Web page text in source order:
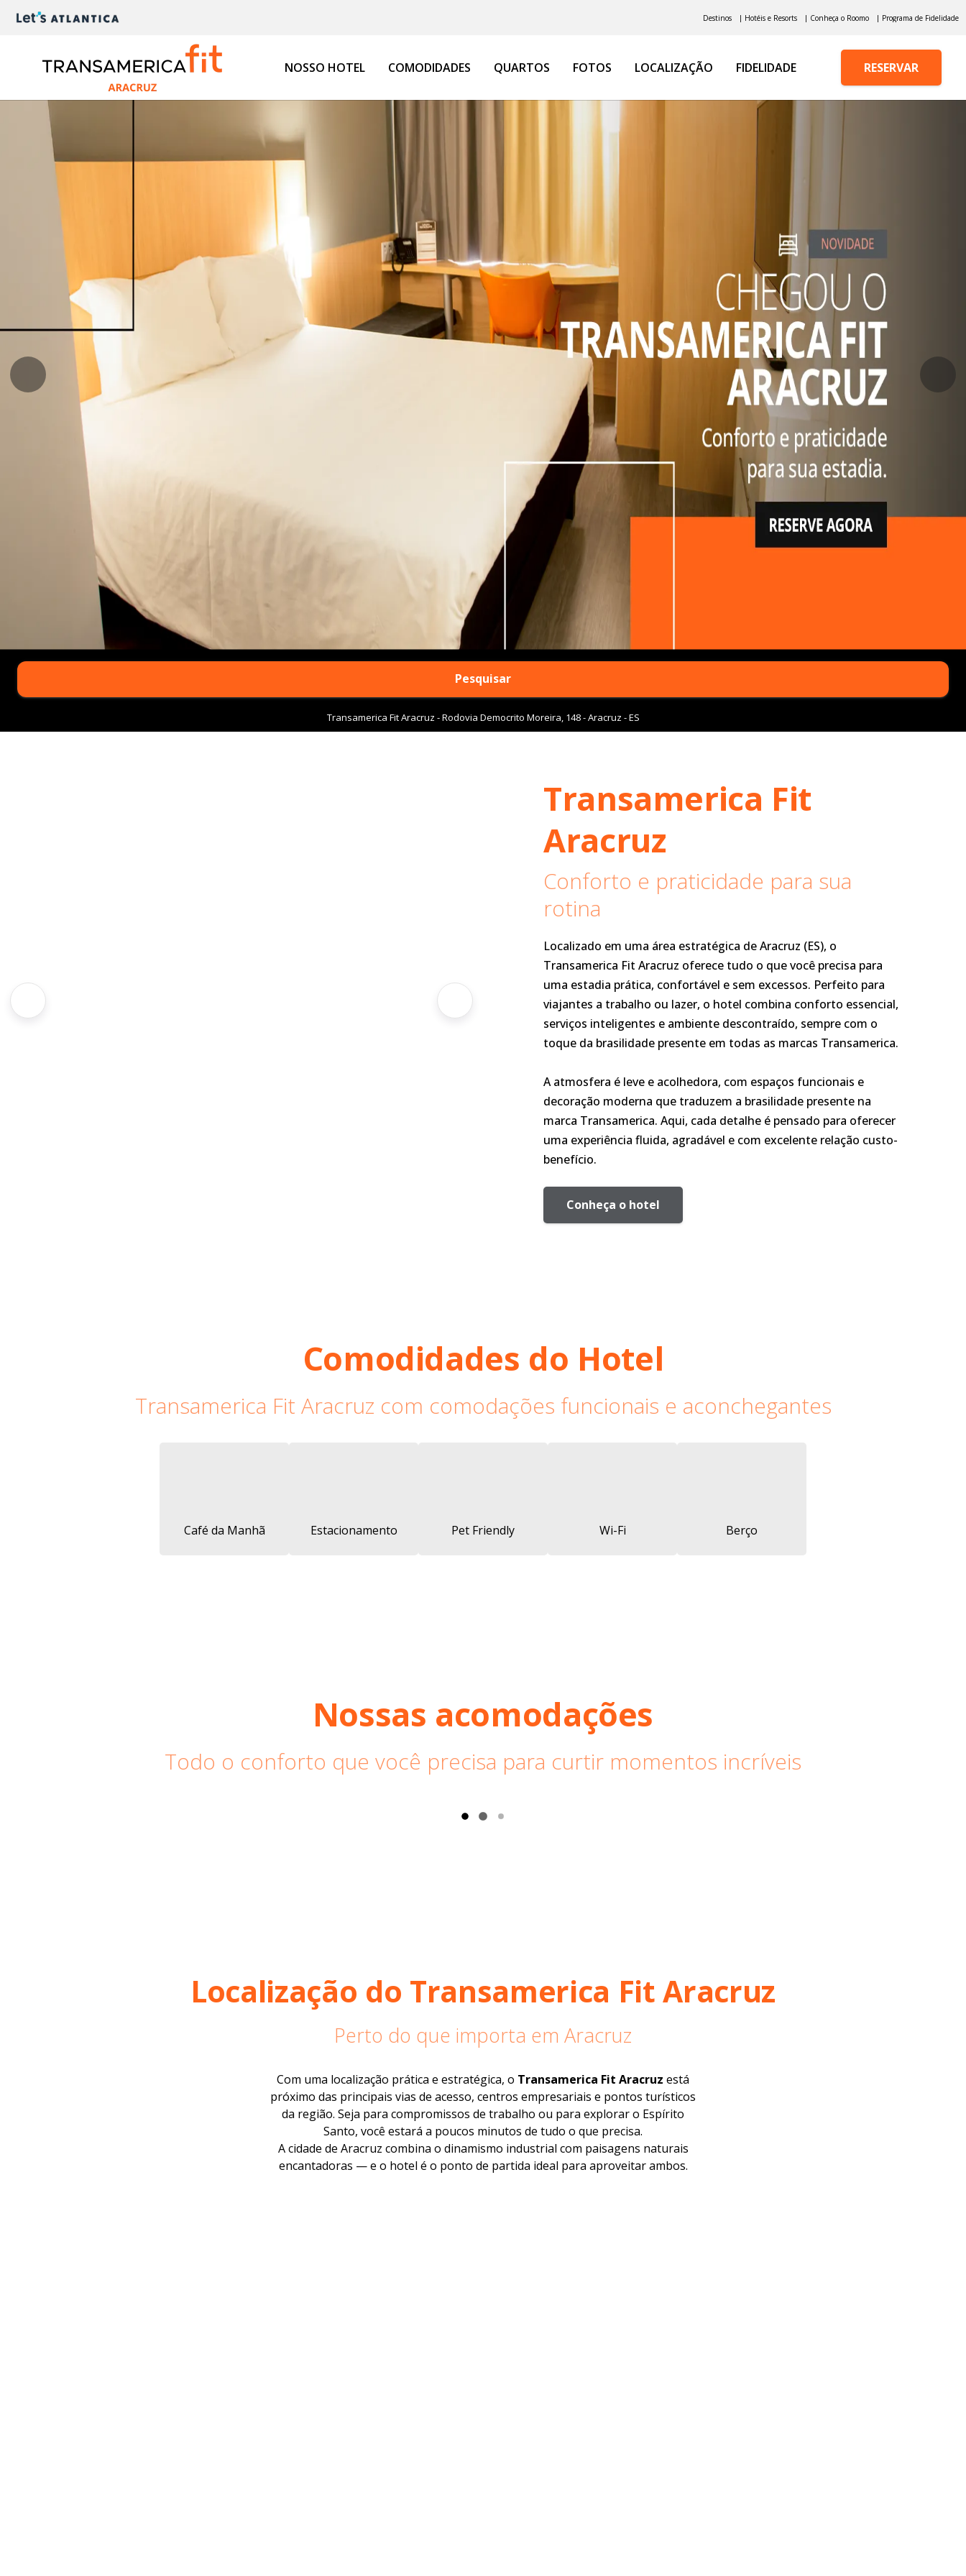
Destinos | Hotéis e Resorts | Conheça o Roomo | Programa de Fidelidade
NOSSO HOTEL COMODIDADES QUARTOS FOTOS LOCALIZAÇÃO FIDELIDADE RESERVAR
Pesquisar
Transamerica Fit Aracruz - Rodovia Democrito Moreira, 148 - Aracruz - ES
Transamerica Fit
Aracruz
Conforto e praticidade para sua
rotina
Localizado em uma área estratégica de Aracruz (ES), o
Transamerica Fit Aracruz oferece tudo o que você precisa para
uma estadia prática, confortável e sem excessos. Perfeito para
viajantes a trabalho ou lazer, o hotel combina conforto essencial,
serviços inteligentes e ambiente descontraído, sempre com o
toque da brasilidade presente em todas as marcas Transamerica.
A atmosfera é leve e acolhedora, com espaços funcionais e
decoração moderna que traduzem a brasilidade presente na
marca Transamerica. Aqui, cada detalhe é pensado para oferecer
uma experiência fluida, agradável e com excelente relação custo-
benefício.
Conheça o hotel
Comodidades do Hotel
Transamerica Fit Aracruz com comodações funcionais e aconchegantes
Café da Manhã Estacionamento Pet Friendly Wi-Fi Berço
Nossas acomodações
Todo o conforto que você precisa para curtir momentos incríveis
Localização do Transamerica Fit Aracruz
Perto do que importa em Aracruz
Com uma localização prática e estratégica, o Transamerica Fit Aracruz está
próximo das principais vias de acesso, centros empresariais e pontos turísticos
da região. Seja para compromissos de trabalho ou para explorar o Espírito
Santo, você estará a poucos minutos de tudo o que precisa.
A cidade de Aracruz combina o dinamismo industrial com paisagens naturais
encantadoras — e o hotel é o ponto de partida ideal para aproveitar ambos.